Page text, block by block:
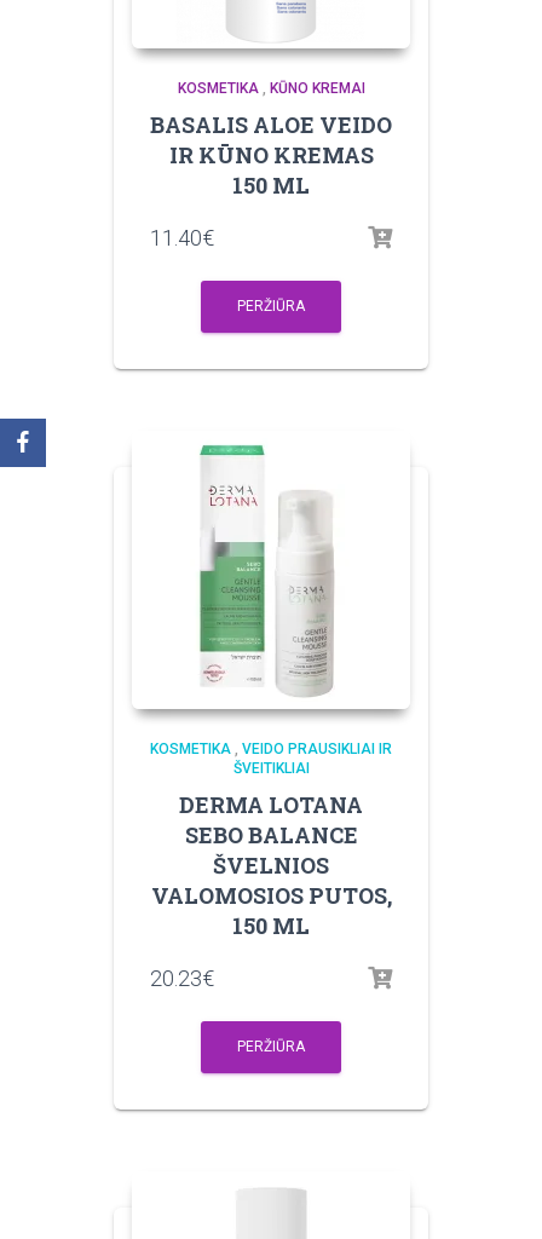
KOSMETIKA, KŪNO KREMAI
BASALIS ALOE VEIDO
IR KŪNO KREMAS
150 ML
11.40€
PERŽIŪRA
KOSMETIKA , VEIDO PRAUSIKLIAI IR
ŠVEITIKLIAI
DERMA LOTANA
SEBO BALANCE
ŠVELNIOS
VALOMOSIOS PUTOS,
150 ML
20.23€
PERŽIŪRA